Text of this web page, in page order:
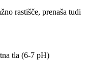
rastišče, prenaša tudi
tla (6-7 pH)